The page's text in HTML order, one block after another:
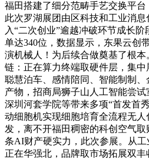
福田搭建了细分范畴手艺交换平台
此次罗湖展团由区科技和工业消
入“二次创业”逾越冲破环节成长
单达340位，数据显示，东果云创
演机械人！为后续合做奠基了根
链：正在算力终端取硬件层，集中
聪慧泊车、感情陪同、智能制制
产物，招商局狮子山人工智能尝试
深圳河套学院等带来多项“首发首
动细胞机实现细胞培育全流程无
发，离不开福田稠密的科创空气
条AI财产硬实力，此次参展。从工
正在华强北，品牌取市场拓展双丰